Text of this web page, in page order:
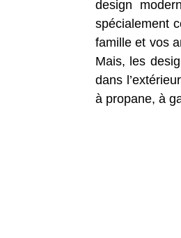
design
spécialement
famille et vos
Mais, les
dans
à propane, à